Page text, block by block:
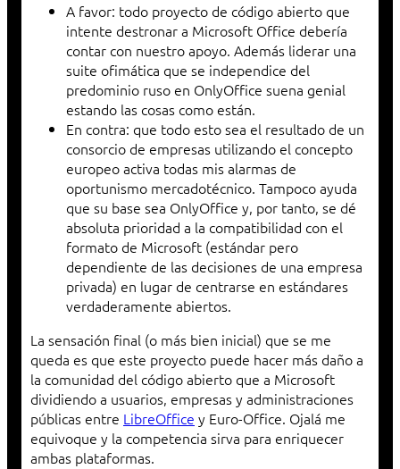
A favor: todo proyecto de código abierto que
intente destronar a Microsoft Office debería
contar con nuestro apoyo. Además liderar una
suite ofimática que se independice del
predominio ruso en OnlyOffice suena genial
estando las cosas como están.
En contra: que todo esto sea el resultado de un
consorcio de empresas utilizando el concepto
europeo activa todas mis alarmas de
oportunismo mercadotécnico. Tampoco ayuda
que su base sea OnlyOffice y, por tanto, se dé
absoluta prioridad a la compatibilidad con el
formato de Microsoft (estándar pero
dependiente de las decisiones de una empresa
privada) en lugar de centrarse en estándares
verdaderamente abiertos.
La sensación final (o más bien inicial) que se me
queda es que este proyecto puede hacer más daño a
la comunidad del código abierto que a Microsoft
dividiendo a usuarios, empresas y administraciones
públicas entre LibreOffice y Euro-Office. Ojalá me
equivoque y la competencia sirva para enriquecer
ambas plataformas.